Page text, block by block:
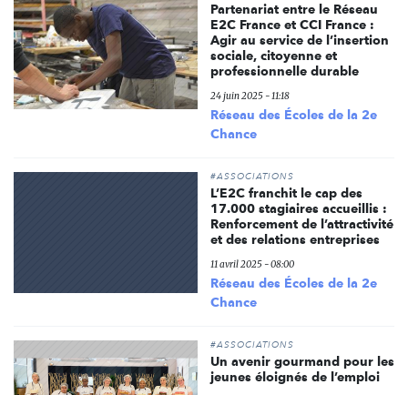
Partenariat entre le Réseau
E2C France et CCI France :
Agir au service de l’insertion
sociale, citoyenne et
professionnelle durable
24 juin 2025 - 11:18
Réseau des Écoles de la 2e
Chance
#ASSOCIATIONS
L’E2C franchit le cap des
17.000 stagiaires accueillis :
Renforcement de l’attractivité
et des relations entreprises
11 avril 2025 - 08:00
Réseau des Écoles de la 2e
Chance
#ASSOCIATIONS
Un avenir gourmand pour les
jeunes éloignés de l’emploi